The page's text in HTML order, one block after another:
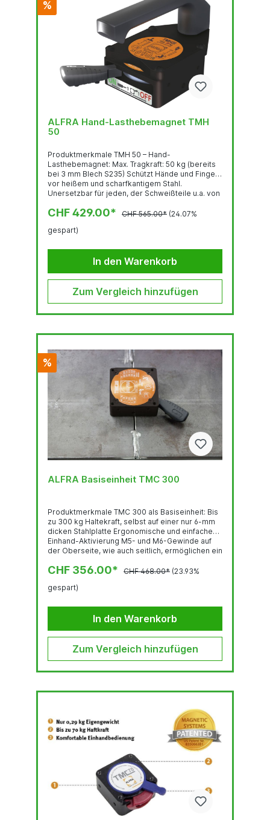
%
ALFRA Hand-Lasthebemagnet TMH
50
Produktmerkmale TMH 50 – Hand-
Lasthebemagnet: Max. Tragkraft: 50 kg (bereits
bei 3 mm Blech S235) Schützt Hände und Finger
vor heißem und scharfkantigem Stahl.
Unersetzbar für jeden, der Schweißteile u.a. von
Temperatur: 60°). Technische Daten TMH 50 –
Max. Tragkraft bei vertikalem Heben: 50 kg
CHF 429.00* CHF 565.00* (24.07%
gespart)
In den Warenkorb
Zum Vergleich hinzufügen
%
ALFRA Basiseinheit TMC 300
Produktmerkmale TMC 300 als Basiseinheit: Bis
zu 300 kg Haltekraft, selbst auf einer nur 6-mm
dicken Stahlplatte Ergonomische und einfache
Einhand-Aktivierung M5- und M6-Gewinde auf
der Oberseite, wie auch seitlich, ermöglichen ein
wie Schnittführungen, Winkel-Seitenplatten,
Arbeitserleichterung z.B. bei Platten-
Spanntechnik jeglicher Art! Das speziell
ausgerichtete Magnetfeld (patentiert) erlaubt...
CHF 356.00* CHF 468.00* (23.93%
gespart)
In den Warenkorb
Zum Vergleich hinzufügen